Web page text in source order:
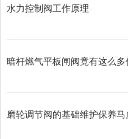
水力控制阀工作原理
暗杆燃气平板闸阀竟有这么多
磨轮调节阀的基础维护保养马